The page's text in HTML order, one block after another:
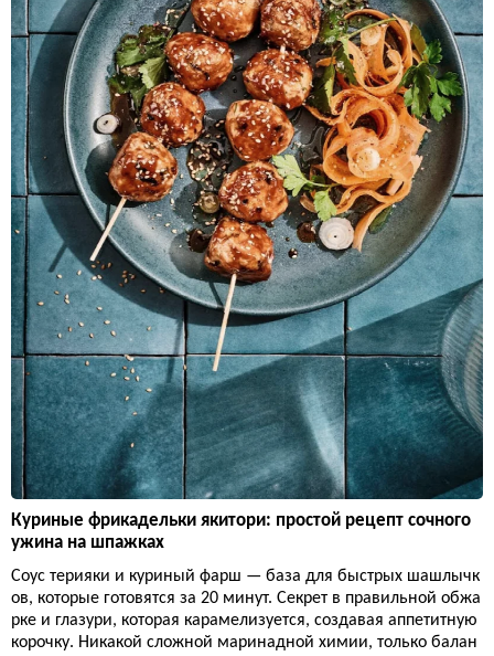
Куриные фрикадельки якитори: простой рецепт сочного
ужина на шпажках
Соус терияки и куриный фарш — база для быстрых шашлычк
ов, которые готовятся за 20 минут. Секрет в правильной обжа
рке и глазури, которая карамелизуется, создавая аппетитную
корочку. Никакой сложной маринадной химии, только балан